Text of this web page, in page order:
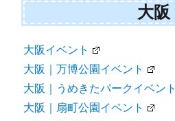
大阪
大阪イベント
大阪｜万博公園イベント
大阪｜うめきたパークイベント
大阪｜扇町公園イベント